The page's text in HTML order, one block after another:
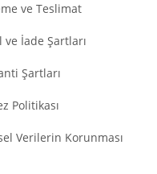
ve Teslimat
ve İade Şartları
Şartları
Politikası
Verilerin Korunması